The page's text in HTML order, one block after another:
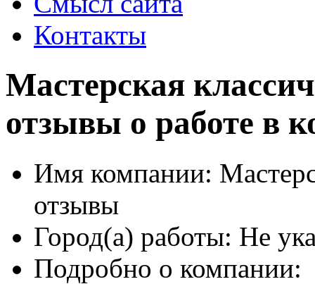
Контакты
Мастерская
отзывы о работе в
Имя компании:
отзывы
Город(а) работы: Не
Подробно о компании: